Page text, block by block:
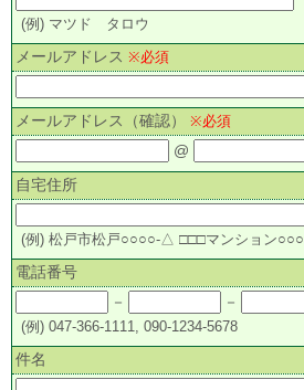
(例) マツド タロウ
メールアドレス ※必須
メールアドレス（確認） ※必須
@
自宅住所
(例) 松戸市松戸○○○○-△ □□□マンション○○○
電話番号
－
－
(例) 047-366-1111, 090-1234-5678
件名